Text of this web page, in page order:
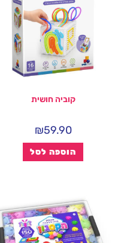
קוביה חושית
₪59.90
הוספה לסל